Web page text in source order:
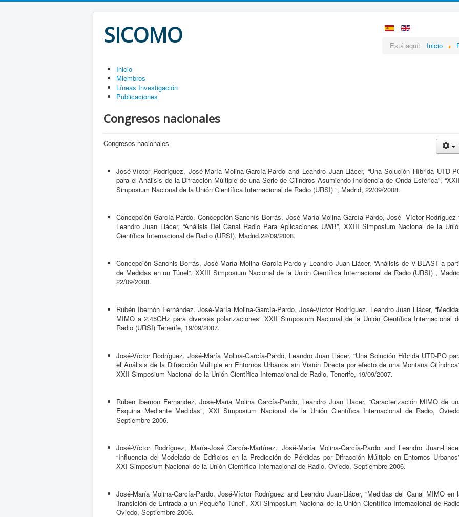
SICOMO Está aquí: Inicio
Inicio
Miembros
Líneas Investigación
Publicaciones
Congresos nacionales
Congresos nacionales
José-Víctor Rodríguez, José-María Molina-García-Pardo and Leandro Juan-Llácer, “Una Solución Híbrida UTD-
para el Análisis de la Difracción Múltiple de una Serie de Cilindros Asumiendo Incidencia de Onda Esférica”,
Simposium Nacional de la Unión Científica Internacional de Radio (URSI) ”, Madrid, 22/09/2008.
Concepción García Pardo, Concepción Sanchís Borrás, José-María Molina García-Pardo, José- Víctor Rodríguez
Leandro Juan Llácer, “Análisis Del Canal Radio Para Aplicaciones UWB”, XXIII Simposium Nacional de la
Científica Internacional de Radio (URSI), Madrid,22/09/2008.
Concepción Sanchis Borrás, José-María Molina García-Pardo y Leandro Juan Llácer, “Análisis de V-BLAST a
de Medidas en un Túnel”, XXIII Simposium Nacional de la Unión Científica Internacional de Radio (URSI) ,
22/09/2008.
Rubén Ibernón Fernández, José-María Molina-García-Pardo, José-Víctor Rodríguez, Leandro Juan Llácer,
MIMO a 2.45GHz para diversas polarizaciones” XXII Simposium Nacional de la Unión Científica Internacional
Radio (URSI) Tenerife, 19/09/2007.
José-Víctor Rodríguez, José-María Molina-García-Pardo, Leandro Juan Llácer, “Una Solución Híbrida UTD-PO
el Análisis de la Difracción Múltiple en Entornos Urbanos sin Visión Directa por efecto de una Montaña
XXII Simposium Nacional de la Unión Científica Internacional de Radio, Tenerife, 19/09/2007.
Ruben Ibernon Fernandez, Jose-Maria Molina García-Pardo, Leandro Juan Llacer, “Caracterización MIMO de
Esquina Mediante Medidas”, XXI Simposium Nacional de la Unión Científica Internacional de Radio,
Septiembre 2006.
José-Víctor Rodríguez, María-José García-Martínez, José-María Molina-García-Pardo and Leandro Juan-
“Influencia del Modelado de Edificios en la Predicción de Pérdidas por Difracción Múltiple en Entornos
XXI Simposium Nacional de la Unión Científica Internacional de Radio, Oviedo, Septiembre 2006.
José-María Molina-García-Pardo, José-Víctor Rodríguez and Leandro Juan-Llácer, “Medidas del Canal MIMO en
Transición de Entrada a un Pequeño Túnel”, XXI Simposium Nacional de la Unión Científica Internacional de
Oviedo, Septiembre 2006.